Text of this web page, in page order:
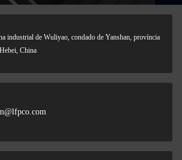
industrial de Wuliyao, condado de Yanshan, província
China